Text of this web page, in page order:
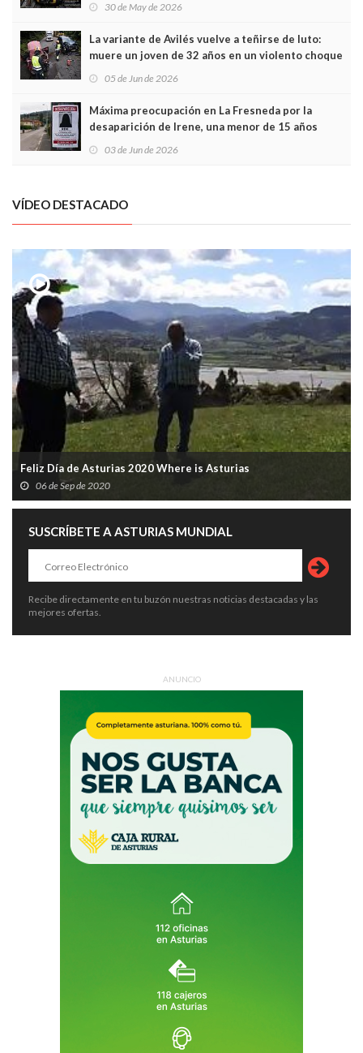
30 de May de 2026
La variante de Avilés vuelve a teñirse de luto:
muere un joven de 32 años en un violento choque
frontal
05 de Jun de 2026
Máxima preocupación en La Fresneda por la
desaparición de Irene, una menor de 15 años
03 de Jun de 2026
VÍDEO DESTACADO
Feliz Día de Asturias 2020 Where is Asturias
06 de Sep de 2020
SUSCRÍBETE A ASTURIAS MUNDIAL
Recibe directamente en tu buzón nuestras noticias destacadas y las
mejores ofertas.
ANUNCIO